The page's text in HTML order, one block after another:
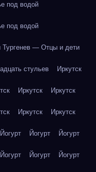
под водой
под водой
Тургенев — Отцы и дети
стульев Иркутск
Иркутск Иркутск
Иркутск Иркутск
Йогурт Йогурт Йогурт
Йогурт Йогурт Йогурт